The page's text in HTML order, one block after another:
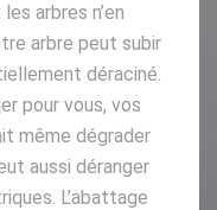
arbres n’en
arbre peut subir
déraciné.
pour vous, vos
même dégrader
aussi déranger
L’abattage